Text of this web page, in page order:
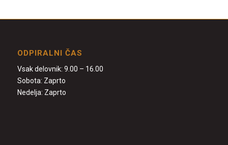
ODPIRALNI ČAS
Vsak delovnik: 9.00 – 16.00
Sobota: Zaprto
Nedelja: Zaprto